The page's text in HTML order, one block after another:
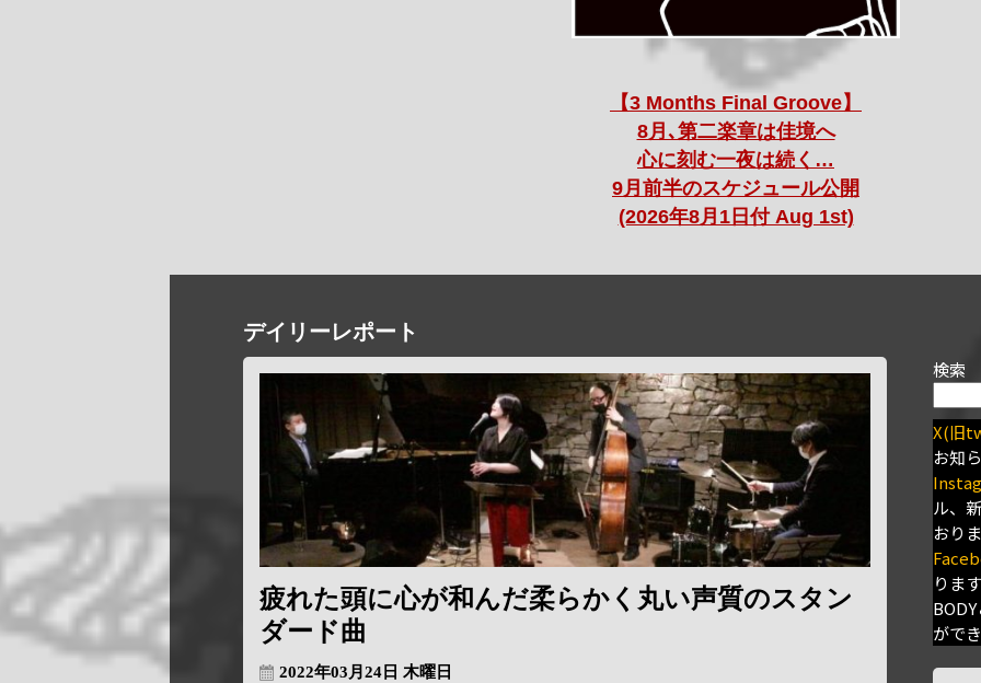
【3 Months Final Groove】
8月､第二楽章は佳境へ
心に刻む一夜は続く…
9月前半のスケジュール公開
(2026年8月1日付 Aug 1st)
デイリーレポート
疲れた頭に心が和んだ柔らかく丸い声質のスタン
ダード曲
2022年03月24日 木曜日
検索
X(旧
お知
ル、
おり
りま
がで